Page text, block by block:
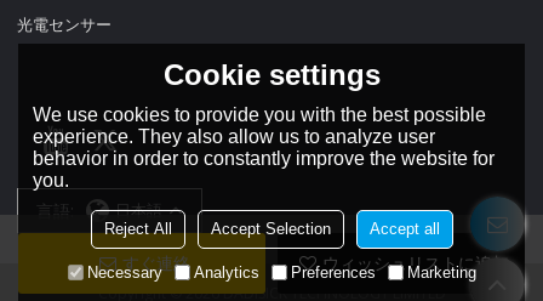
すぐ連絡 ウィッシュリストに追加
光電センサー
言語: 日本語
Copyright © 2026DADISICK TECHNOLOGY LIMITED
Cookie settings
We use cookies to provide you with the best possible
experience. They also allow us to analyze user
behavior in order to constantly improve the website for
you.
Reject All Accept Selection Accept all
Necessary Analytics Preferences Marketing